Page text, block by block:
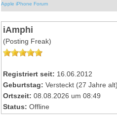
Apple iPhone Forum
iAmphi
(Posting Freak)
Registriert seit: 16.06.2012
Geburtstag: Versteckt (27 Jahre alt)
Ortszeit: 08.08.2026 um 08:49
Status: Offline